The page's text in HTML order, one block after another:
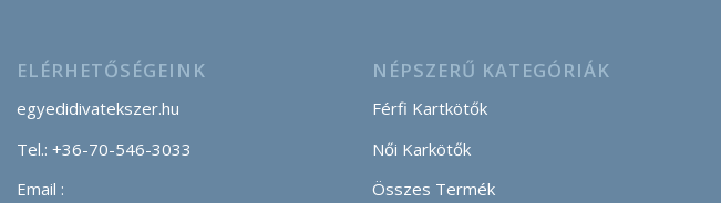
ELÉRHETŐSÉGEINK
egyedidivatekszer.hu
Tel.: +36-70-546-3033
Email :
NÉPSZERŰ KATEGÓRIÁK
Férfi Kartkötők
Női Karkötők
Összes Termék